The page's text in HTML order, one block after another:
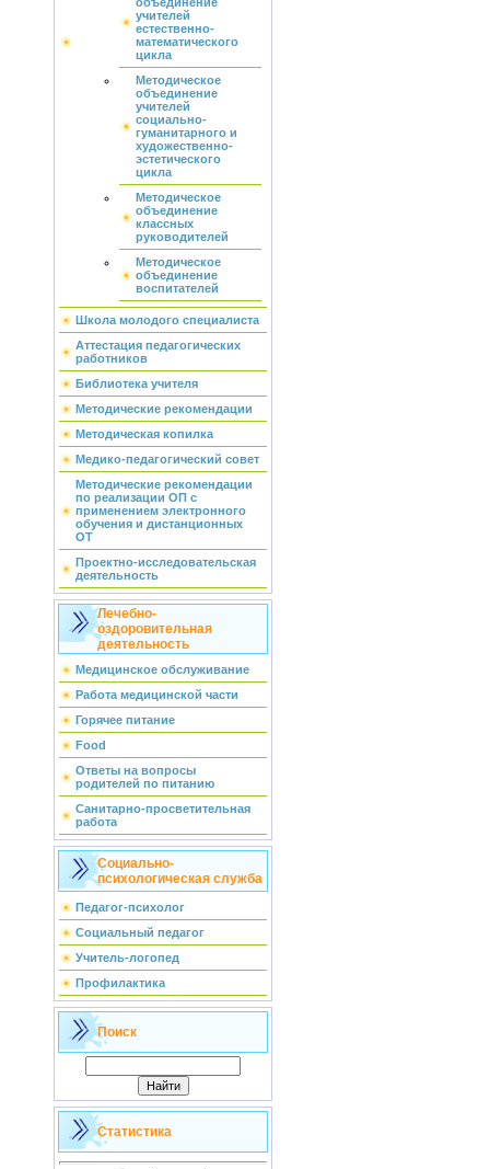
учителей
естественно-
математического
цикла
Методическое
объединение
учителей
социально-
гуманитарного и
художественно-
эстетического
цикла
Методическое
объединение
классных
руководителей
Методическое
объединение
воспитателей
Школа молодого специалиста
Аттестация педагогических
работников
Библиотека учителя
Методические рекомендации
Методическая копилка
Медико-педагогический совет
Методические рекомендации
по реализации ОП с
применением электронного
обучения и дистанционных
ОТ
Проектно-исследовательская
деятельность
Лечебно-
оздоровительная
деятельность
Медицинское обслуживание
Работа медицинской части
Горячее питание
Food
Ответы на вопросы
родителей по питанию
Санитарно-просветительная
работа
Социально-
психологическая служба
Педагог-психолог
Социальный педагог
Учитель-логопед
Профилактика
Поиск
Статистика